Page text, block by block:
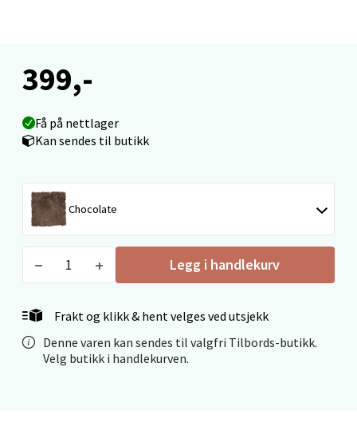
399,-
Få på nettlager
Kan sendes til butikk
Chocolate
Legg i handlekurv
Frakt og klikk & hent velges ved utsjekk
Denne varen kan sendes til valgfri Tilbords-butikk.
Velg butikk i handlekurven.
Senter Madla
Madlakrossen nr 9, 4042 Stavanger
Åpent i dag 10-20
0 i butikk
Levanger - Magneten
Åpent i dag 10-20
0 i butikk